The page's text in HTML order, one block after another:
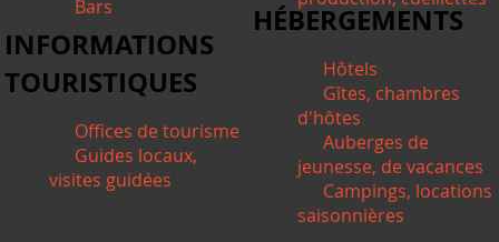
Bars
HÉBERGEMENTS
Hôtels
Gîtes, chambres
d'hôtes
Auberges de
jeunesse, de vacances
Campings, locations
saisonnières
INFORMATIONS
TOURISTIQUES
Offices de tourisme
Guides locaux,
visites guidées